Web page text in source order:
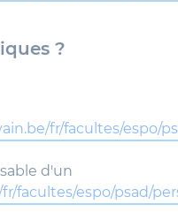
?
fr/facultes/espo/
d'un
facultes/espo/psad/